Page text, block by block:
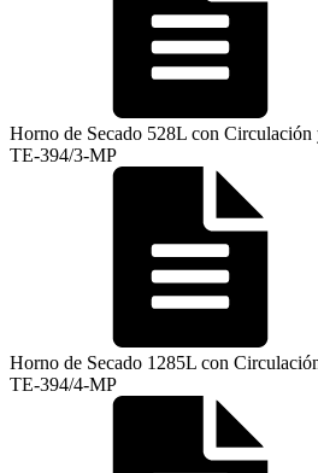
Horno de Secado 528L con
TE-394/3-MP
Horno de Secado 1285L con
TE-394/4-MP